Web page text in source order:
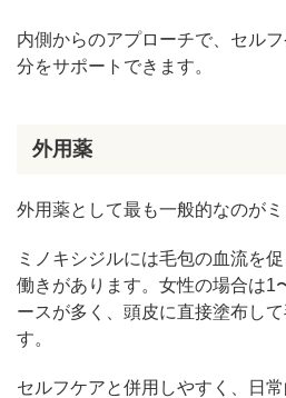
内側からのアプローチで、セル
分をサポートできます。
外用薬
外用薬として最も一般的なのがミ
ミノキシジルには毛包の血流を
働きがあります。女性の場合は1
ースが多く、頭皮に直接塗布し
す。
セルフケアと併用しやすく、日